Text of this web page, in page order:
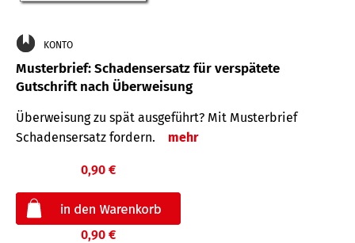
KONTO
Musterbrief: Schadensersatz für verspätete
Gutschrift nach Überweisung
Überweisung zu spät ausgeführt? Mit Musterbrief
Schadensersatz fordern.
mehr
0,90 €
0,90 €